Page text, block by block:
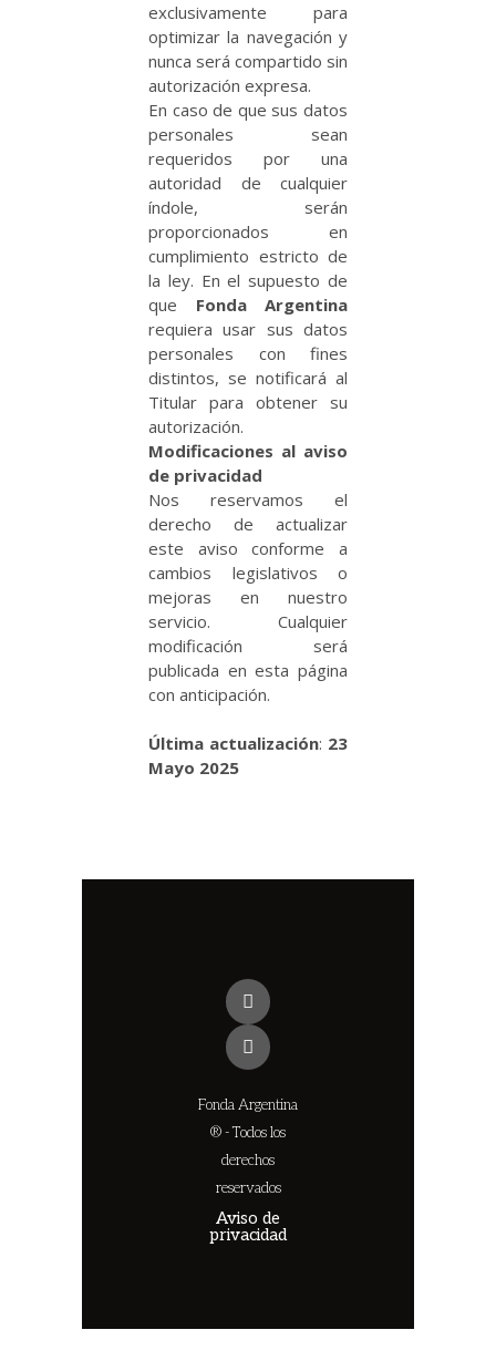
exclusivamente para
optimizar la navegación y
nunca será compartido sin
autorización expresa.
En caso de que sus datos
personales sean
requeridos por una
autoridad de cualquier
índole, serán
proporcionados en
cumplimiento estricto de
la ley. En el supuesto de
que Fonda Argentina
requiera usar sus datos
personales con fines
distintos, se notificará al
Titular para obtener su
autorización.
Modificaciones al aviso
de privacidad
Nos reservamos el
derecho de actualizar
este aviso conforme a
cambios legislativos o
mejoras en nuestro
servicio. Cualquier
modificación será
publicada en esta página
con anticipación.
Última actualización: 23
Mayo 2025
Fonda Argentina
® - Todos los
derechos
reservados
Aviso de
privacidad